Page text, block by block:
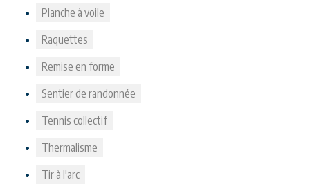
Planche à voile
Raquettes
Remise en forme
Sentier de randonnée
Tennis collectif
Thermalisme
Tir à l'arc